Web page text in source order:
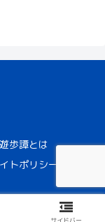
遊歩譚とは
トポリシー
.